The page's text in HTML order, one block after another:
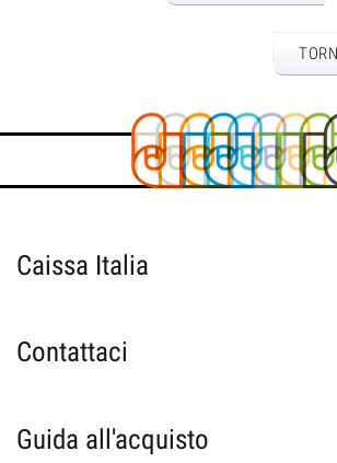
Caissa Italia
Contattaci
Guida all'acquisto